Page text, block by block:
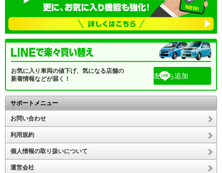
お気に入り車両の値下げ、気になる店舗の
新着情報などが届く！
友だち追加
サポートメニュー
お問い合わせ
利用規約
個人情報の取り扱いについて
運営会社